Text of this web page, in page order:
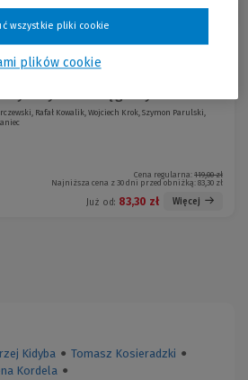
Rafał Kowalik, Wojciech Krok, Szymon Parulski,
Cena regularna: 119,00 zł
Najniższa cena z 30 dni przed obniżką: 83,30 zł
Już od: 83,30 zł Więcej
Kidyba ● Tomasz Kosieradzki ●
Kordela ●
plików cookie
wszystkie pliki cookie